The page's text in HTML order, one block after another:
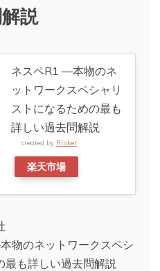
説
ネスペR1 ―本物のネ
ットワークスペシャリ
ストになるための最も
詳しい過去問解説
created by Rinker
楽天市場
物のネットワークスペシ
最も詳しい過去問解説